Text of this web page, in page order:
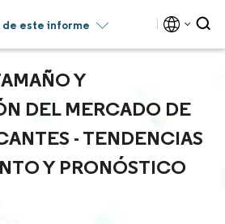
de este informe
Y
DEL MERCADO DE
- TENDENCIAS
Y PRONÓSTICO